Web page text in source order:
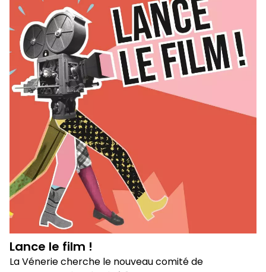
Lance le film !
La Vénerie cherche le nouveau comité de